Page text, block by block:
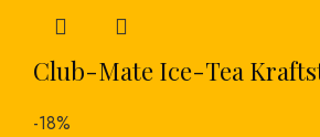
Club-Mate Ice-Tea
-18%